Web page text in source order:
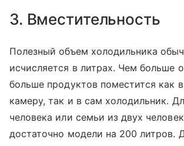
3. Вместительность
Полезный объем холодильника
исчисляется в литрах. Чем больше
больше продуктов поместится как
камеру, так и в сам холодильник.
человека или семьи из двух
достаточно модели на 200 литров.